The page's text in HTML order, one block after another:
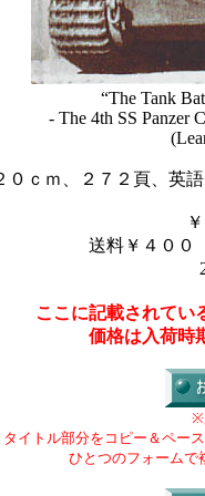
“The Tank
- The 4th SS Panzer
０ｃｍ、２７２頁、英
送料￥４００
ここに記載されてい
価格は入荷時
※
タイトル部分をコピー＆ペー
ひとつのフォームで